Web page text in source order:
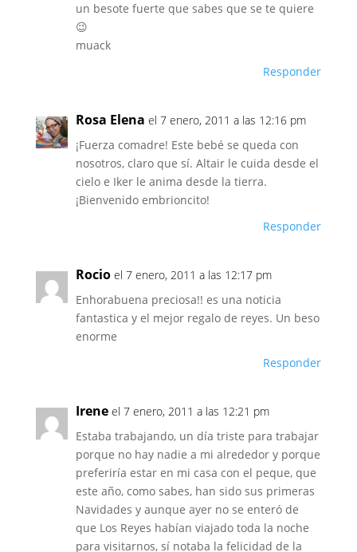
un besote fuerte que sabes que se te quiere
😉
muack
Responder
Rosa Elena el 7 enero, 2011 a las 12:16 pm
¡Fuerza comadre! Este bebé se queda con
nosotros, claro que sí. Altair le cuida desde el
cielo e Iker le anima desde la tierra.
¡Bienvenido embrioncito!
Responder
Rocio el 7 enero, 2011 a las 12:17 pm
Enhorabuena preciosa!! es una noticia
fantastica y el mejor regalo de reyes. Un beso
enorme
Responder
Irene el 7 enero, 2011 a las 12:21 pm
Estaba trabajando, un día triste para trabajar
porque no hay nadie a mi alrededor y porque
preferiría estar en mi casa con el peque, que
este año, como sabes, han sido sus primeras
Navidades y aunque ayer no se enteró de
que Los Reyes habían viajado toda la noche
para visitarnos, sí notaba la felicidad de la